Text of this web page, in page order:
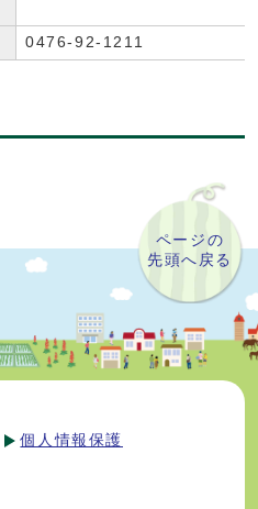
0476-92-1211
ページの
先頭へ戻る
個人情報保護